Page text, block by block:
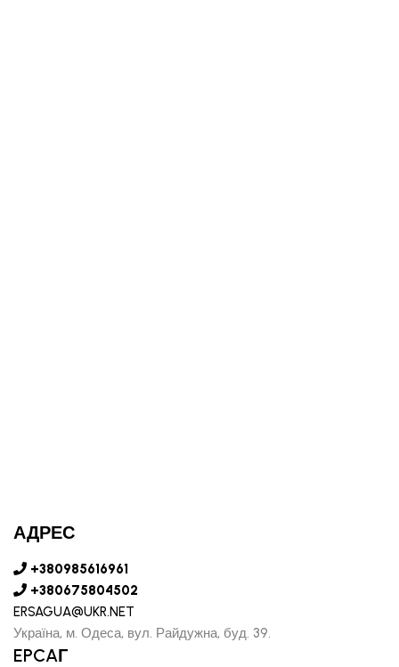
АДРЕС
+380985616961
+380675804502
ERSAGUA@UKR.NET
Україна, м. Одеса, вул. Райдужна, буд. 39.
EPCAГ